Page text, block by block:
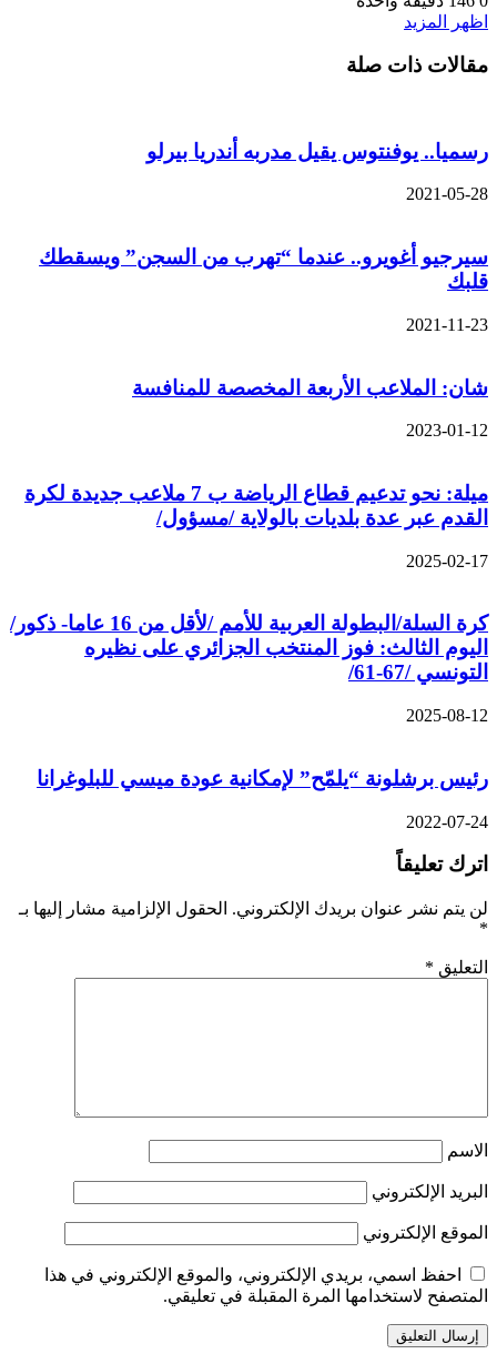
اظهر المزيد
مقالات ذات صلة
رسميا.. يوفنتوس يقيل مدربه أندريا بيرلو
2021-05-28
سيرجيو أغويرو.. عندما “تهرب من السجن” ويسقطك
قلبك
2021-11-23
شان: الملاعب الأربعة المخصصة للمنافسة
2023-01-12
ميلة: نحو تدعيم قطاع الرياضة ب 7 ملاعب جديدة لكرة
القدم عبر عدة بلديات بالولاية /مسؤول/
2025-02-17
كرة السلة/البطولة العربية للأمم /لأقل من 16 عاما- ذكور/
اليوم الثالث: فوز المنتخب الجزائري على نظيره
التونسي /67-61/
2025-08-12
رئيس برشلونة “يلمّح” لإمكانية عودة ميسي للبلوغرانا
2022-07-24
اترك تعليقاً
لن يتم نشر عنوان بريدك الإلكتروني. الحقول الإلزامية مشار إليها بـ
*
التعليق *
الاسم
البريد الإلكتروني
الموقع الإلكتروني
احفظ اسمي، بريدي الإلكتروني، والموقع الإلكتروني في هذا
المتصفح لاستخدامها المرة المقبلة في تعليقي.